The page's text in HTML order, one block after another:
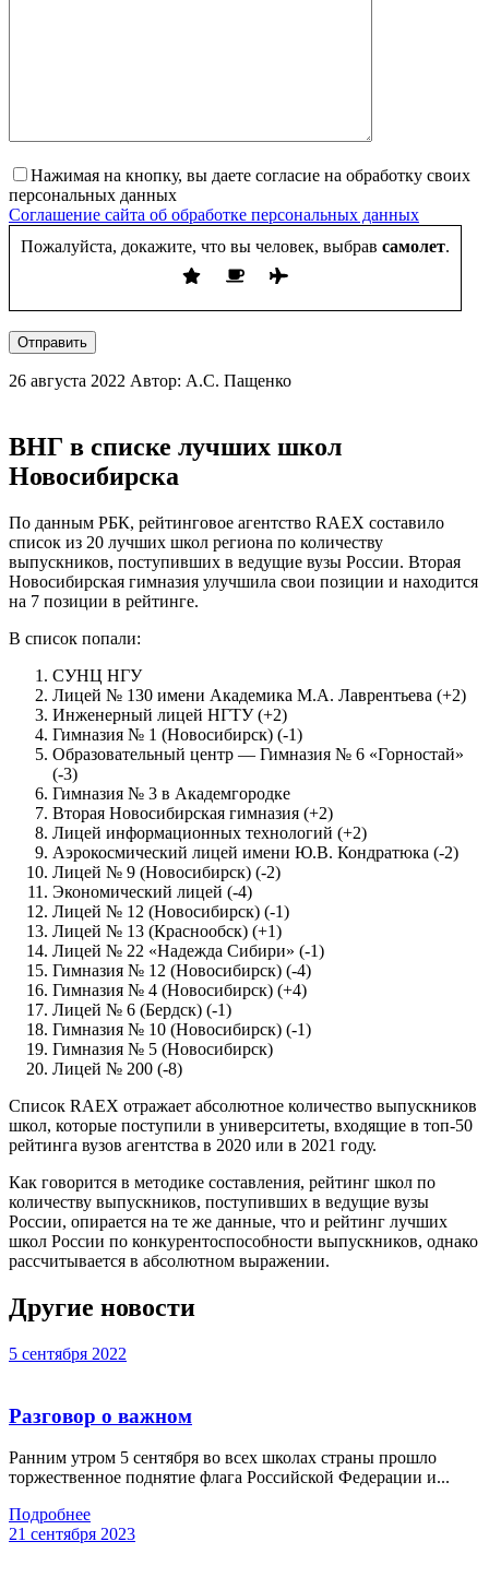
Нажимая на кнопку, вы даете согласие на обработку своих
персональных данных
Соглашение сайта об обработке персональных данных
Пожалуйста, докажите, что вы человек, выбрав самолет.
Отправить
26 августа 2022 Автор: А.С. Пащенко
ВНГ в списке лучших школ
Новосибирска
По данным РБК, рейтинговое агентство RAEX составило
список из 20 лучших школ региона по количеству
выпускников, поступивших в ведущие вузы России. Вторая
Новосибирская гимназия улучшила свои позиции и находится
на 7 позиции в рейтинге.
В список попали:
СУНЦ НГУ
Лицей № 130 имени Академика М.А. Лаврентьева (+2)
Инженерный лицей НГТУ (+2)
Гимназия № 1 (Новосибирск) (-1)
Образовательный центр — Гимназия № 6 «Горностай»
(-3)
Гимназия № 3 в Академгородке
Вторая Новосибирская гимназия (+2)
Лицей информационных технологий (+2)
Аэрокосмический лицей имени Ю.В. Кондратюка (-2)
Лицей № 9 (Новосибирск) (-2)
Экономический лицей (-4)
Лицей № 12 (Новосибирск) (-1)
Лицей № 13 (Краснообск) (+1)
Лицей № 22 «Надежда Сибири» (-1)
Гимназия № 12 (Новосибирск) (-4)
Гимназия № 4 (Новосибирск) (+4)
Лицей № 6 (Бердск) (-1)
Гимназия № 10 (Новосибирск) (-1)
Гимназия № 5 (Новосибирск)
Лицей № 200 (-8)
Список RAEX отражает абсолютное количество выпускников
школ, которые поступили в университеты, входящие в топ-50
рейтинга вузов агентства в 2020 или в 2021 году.
Как говорится в методике составления, рейтинг школ по
количеству выпускников, поступивших в ведущие вузы
России, опирается на те же данные, что и рейтинг лучших
школ России по конкурентоспособности выпускников, однако
рассчитывается в абсолютном выражении.
Другие новости
5 сентября 2022
Разговор о важном
Ранним утром 5 сентября во всех школах страны прошло
торжественное поднятие флага Российской Федерации и...
Подробнее
21 сентября 2023